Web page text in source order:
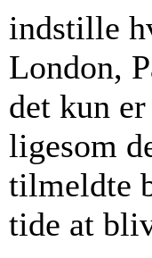
indstille
London,
det kun
ligesom
tilmeldte
tide at